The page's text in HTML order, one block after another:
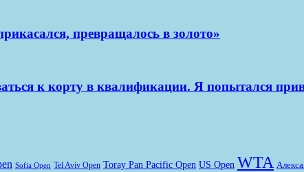
превращалось в золото»
к корту в квалификации. Я попытался
Sofia Open Tel Aviv Open Toray Pan Pacific Open US Open WTA